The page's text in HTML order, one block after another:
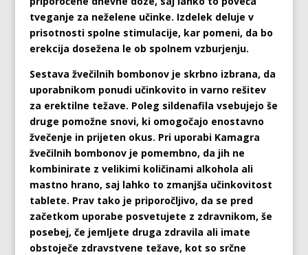
tveganje za neželene učinke. Izdelek deluje v
prisotnosti spolne stimulacije, kar pomeni, da bo
erekcija dosežena le ob spolnem vzburjenju.
Sestava žvečilnih bombonov je skrbno izbrana, da
uporabnikom ponudi učinkovito in varno rešitev
za erektilne težave. Poleg sildenafila vsebujejo še
druge pomožne snovi, ki omogočajo enostavno
žvečenje in prijeten okus. Pri uporabi Kamagra
žvečilnih bombonov je pomembno, da jih ne
kombinirate z velikimi količinami alkohola ali
mastno hrano, saj lahko to zmanjša učinkovitost
tablete. Prav tako je priporočljivo, da se pred
začetkom uporabe posvetujete z zdravnikom, še
posebej, če jemljete druga zdravila ali imate
obstoječe zdravstvene težave, kot so srčne